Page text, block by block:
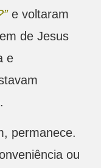
e voltaram
de Jesus
e
permanece.
ou